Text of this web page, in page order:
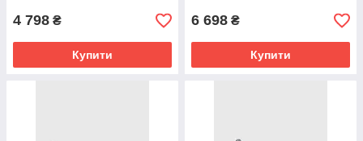
4 798 ₴
Купити
6 698 ₴
Купити